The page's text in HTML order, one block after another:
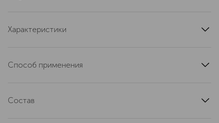
Характеристики
цвет
длина, см
5.8
Способ применения
Состав